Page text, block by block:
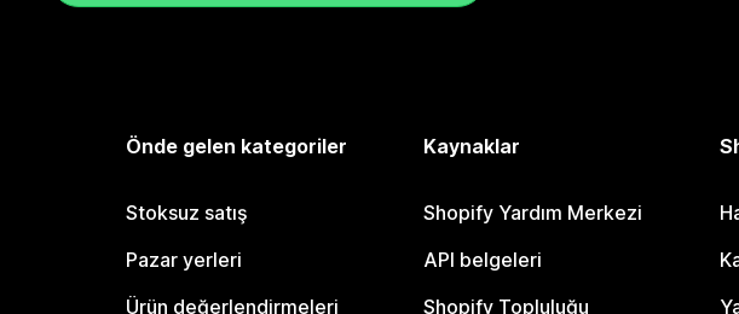
Önde gelen kategoriler
Stoksuz satış
Pazar yerleri
Ürün değerlendirmeleri
Kaynaklar
Shopify Yardım Merkezi
API belgeleri
Shopify Topluluğu